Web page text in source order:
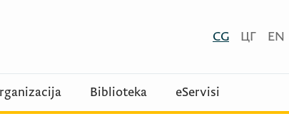
CG ЦГ EN
Biblioteka eServisi